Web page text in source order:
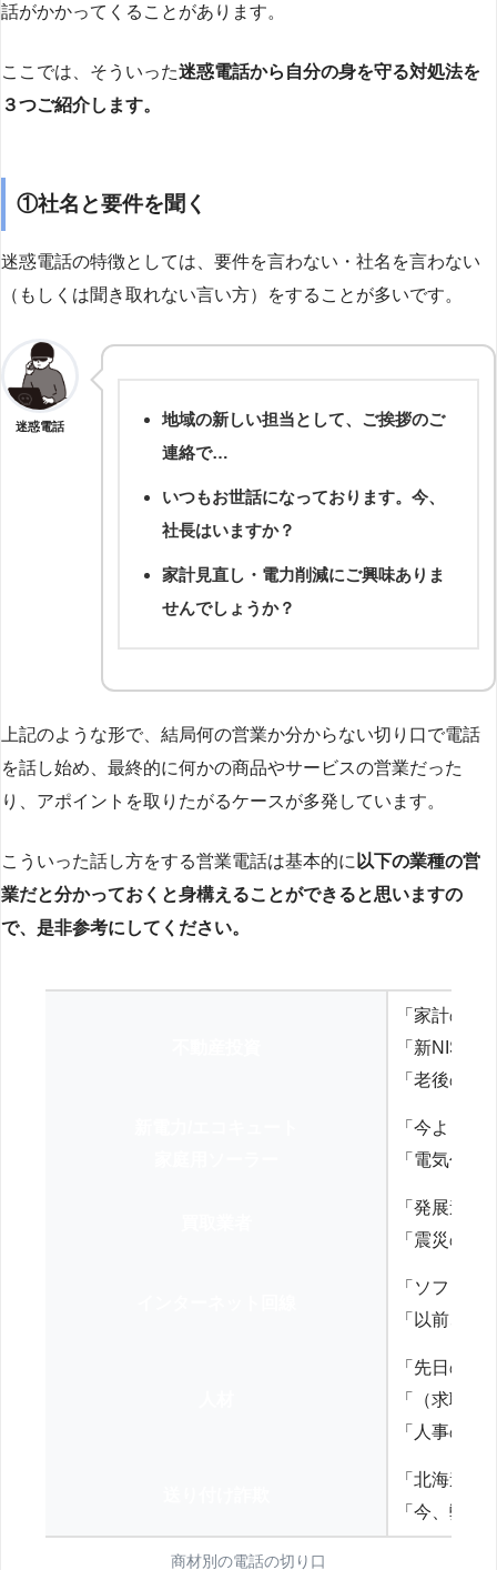
話がかかってくることがあります。
ここでは、そういった迷惑電話から自分の身を守る対処法を
３つご紹介します。
①社名と要件を聞く
迷惑電話の特徴としては、要件を言わない・社名を言わない
（もしくは聞き取れない言い方）をすることが多いです。
迷惑電話
地域の新しい担当として、ご挨拶のご
連絡で…
いつもお世話になっております。今、
社長はいますか？
家計見直し・電力削減にご興味ありま
せんでしょうか？
上記のような形で、結局何の営業か分からない切り口で電話
を話し始め、最終的に何かの商品やサービスの営業だった
り、アポイントを取りたがるケースが多発しています。
こういった話し方をする営業電話は基本的に 以下の業種の営
業だと分かっておくと身構えることができると思いますの
で、是非参考にしてください。
「家計の見
「新NISA
「老後の
「今より
「電気代を
「発展途
「震災の
「ソフト
「以前、
「先日の
「（求職
「人事の方
「北海道
「今、弊
商材別の電話の切り口